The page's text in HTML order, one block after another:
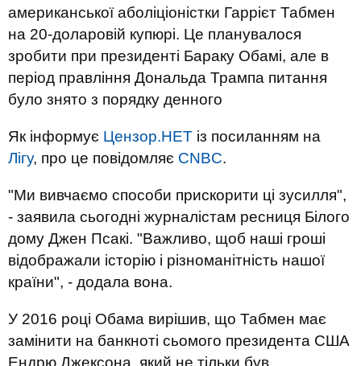
американської аболіціоністки Гаррієт Табмен
на 20-доларовій купюрі. Це планувалося
зробити при президенті Бараку Обамі, але в
період правління Дональда Трампа питання
було знято з порядку денного
Як інформує Цензор.НЕТ із посиланням на
Лігу, про це повідомляє CNBC.
"Ми вивчаємо способи прискорити ці зусилля",
- заявила сьогодні журналістам ресниця Білого
дому Джен Псакі. "Важливо, щоб наші гроші
відображали історію і різноманітність нашої
країни", - додала вона.
У 2016 році Обама вирішив, що Табмен має
замінити на банкноті сьомого президента США
Ендрю Джексона, який не тільки був